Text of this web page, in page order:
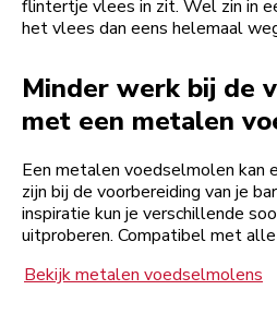
flintertje vlees in zit. Wel zin in
het vlees dan eens helemaal
Minder werk bij de
met een metalen
Een metalen voedselmolen kan
zijn bij de voorbereiding van je
inspiratie kun je verschillende
uitproberen. Compatibel met
Bekijk metalen voedselmolens